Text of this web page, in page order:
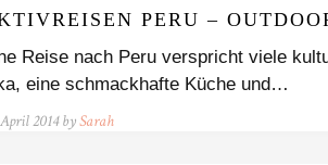
PERU –
Reise nach Peru verspricht viele
eine schmackhafte Küche und…
2014 bySarah